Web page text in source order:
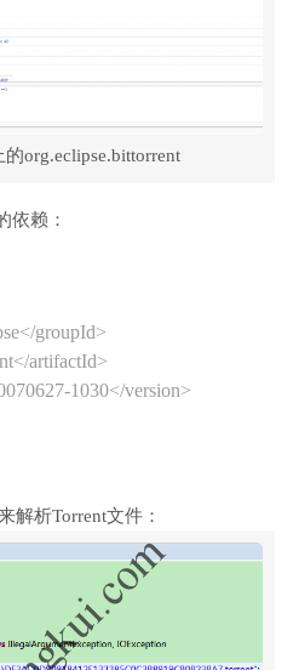
org.eclipse.bittorrent
依赖：
groupId>
artifactId>
1030</version>
析Torrent文件：